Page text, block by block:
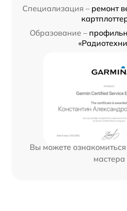
Специализация – ремонт
Образование –
Вы можете
мастера